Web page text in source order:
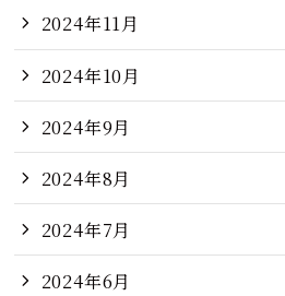
2024年11月
2024年10月
2024年9月
2024年8月
2024年7月
2024年6月